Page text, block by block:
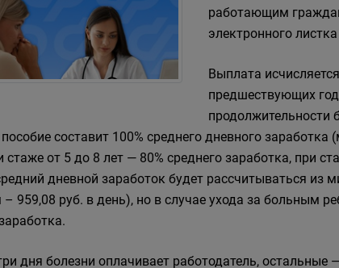
работающим
электронного
Выплата
предшествующих
продолжительности
составит 100% среднего дневного
стаже от 5 до 8 лет — 80% среднего заработка, при
дневной заработок будет рассчитываться из
959,08 руб. в день), но в случае ухода за больным
дня болезни оплачивает работодатель, остальные